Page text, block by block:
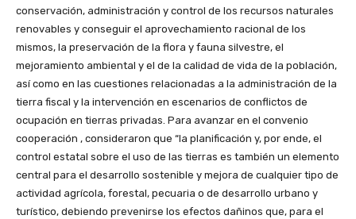
conservación, administración y control de los recursos naturales
renovables y conseguir el aprovechamiento racional de los
mismos, la preservación de la flora y fauna silvestre, el
mejoramiento ambiental y el de la calidad de vida de la población,
así como en las cuestiones relacionadas a la administración de la
tierra fiscal y la intervención en escenarios de conflictos de
ocupación en tierras privadas. Para avanzar en el convenio
cooperación , consideraron que “la planificación y, por ende, el
control estatal sobre el uso de las tierras es también un elemento
central para el desarrollo sostenible y mejora de cualquier tipo de
actividad agrícola, forestal, pecuaria o de desarrollo urbano y
turístico, debiendo prevenirse los efectos dañinos que, para el